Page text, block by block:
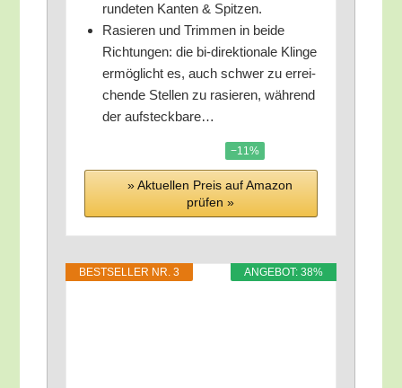
run­de­ten Kan­ten & Spitzen.
Rasie­ren und Trim­men in bei­de
Rich­tun­gen: die bi-direk­tio­na­le Klin­ge
ermög­licht es, auch schwer zu errei­
chen­de Stel­len zu rasie­ren, wäh­rend
der aufsteckbare…
−11%
» Aktu­el­len Preis auf Ama­zon
prü­fen »
ANGE­BOT: 38%
BEST­SEL­LER NR. 3